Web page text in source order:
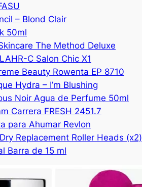
– Blond Clair
50ml
The Method Deluxe
C Salon Chic X1
Beauty Rowenta EP 8710
Hydra – I’m Blushing
Noir Agua de Perfume 50ml
Carrera FRESH 2451.7
para Ahumar Revlon
Replacement Roller Heads (x2)
Barra de 15 ml